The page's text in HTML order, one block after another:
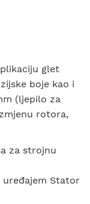
glet
boje kao i
(ljepilo za
rotora,
za strojnu
Stator